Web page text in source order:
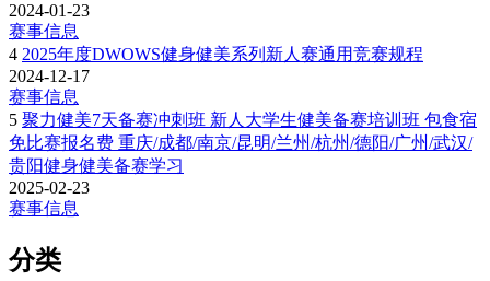
2024-01-23
赛事信息
4 2025年度DWOWS健身健美系列新人赛通用竞赛规程
2024-12-17
赛事信息
5 聚力健美7天备赛冲刺班 新人大学生健美备赛培训班 包食宿
免比赛报名费 重庆/成都/南京/昆明/兰州/杭州/德阳/广州/武汉/
贵阳健身健美备赛学习
2025-02-23
赛事信息
分类